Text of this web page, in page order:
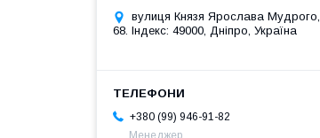
вулиця Князя Ярослава Мудрого,
68. Індекс: 49000, Дніпро, Україна
+380 (99) 946-91-82